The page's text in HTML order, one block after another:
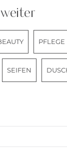
PFLEGE
SEIFEN